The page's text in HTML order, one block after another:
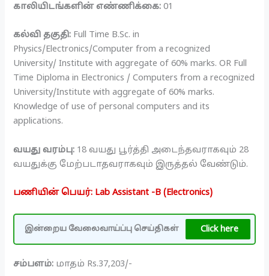
காலியிடங்களின் எண்ணிக்கை: 01
கல்வி தகுதி: Full Time B.Sc. in
Physics/Electronics/Computer from a recognized
University/ Institute with aggregate of 60% marks. OR Full
Time Diploma in Electronics / Computers from a recognized
University/Institute with aggregate of 60% marks.
Knowledge of use of personal computers and its
applications.
வயது வரம்பு: 18 வயது பூர்த்தி அடைந்தவராகவும் 28
வயதுக்கு மேற்படாதவராகவும் இருத்தல் வேண்டும்.
பணியின் பெயர்: Lab Assistant -B (Electronics)
இன்றைய வேலைவாய்ப்பு செய்திகள் Click here
சம்பளம்: மாதம் Rs.37,203/-